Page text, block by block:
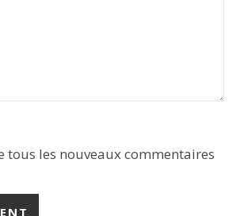
tous les nouveaux commentaires